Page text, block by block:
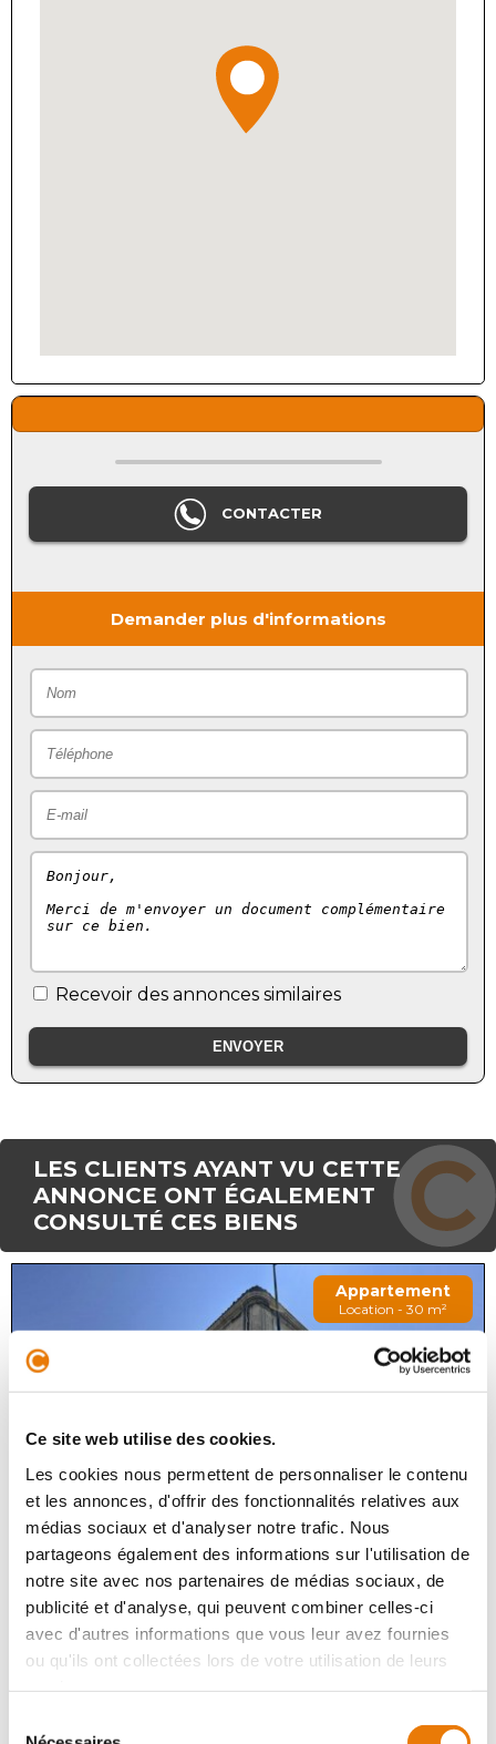
Ce site web utilise des cookies.
Les cookies nous permettent de personnaliser le contenu
et les annonces, d'offrir des fonctionnalités relatives aux
médias sociaux et d'analyser notre trafic. Nous
partageons également des informations sur l'utilisation de
notre site avec nos partenaires de médias sociaux, de
publicité et d'analyse, qui peuvent combiner celles-ci
avec d'autres informations que vous leur avez fournies
ou qu'ils ont collectées lors de votre utilisation de leurs
CONTACTER
Demander plus d'informations
Recevoir des annonces similaires
LES CLIENTS AYANT VU CETTE
ANNONCE ONT ÉGALEMENT
CONSULTÉ CES BIENS
Appartement
Location - 30 m²
BORDEAUX 18 000 €
Consultimo vous propose 3 chambres meublées
d'environ 30 m² chacune, dans le cadre d'un projet de
coliving. Chaque chambre dispose d'une salle de bain
individuelle, pour un confort...